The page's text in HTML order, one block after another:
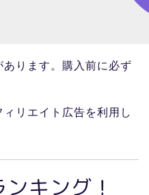
ります。購入前に必ず
リエイト広告を利用し
キング！